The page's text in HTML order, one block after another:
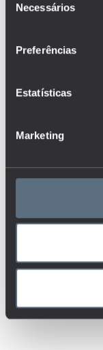
Necessários
Preferências
Estatísticas
Marketing